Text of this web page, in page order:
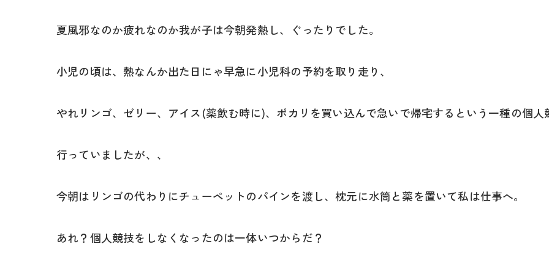
夏風邪なのか疲れなのか我が子は今朝発熱し、ぐったりでした。
小児の頃は、熱なんか出た日にゃ早急に小児科の予約を取り走り、
やれリンゴ、ゼリー、アイス(薬飲む時に)、ポカリを買い込んで急いで帰宅するという一種の個人
行っていましたが、、
今朝はリンゴの代わりにチューペットのパインを渡し、枕元に水筒と薬を置いて私は仕事へ。
あれ？個人競技をしなくなったのは一体いつからだ？